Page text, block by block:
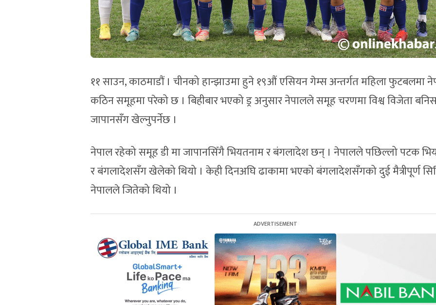
११ साउन, काठमाडौं । चीनको हान्झाउमा हुने १९औं एसियन गेम्स अन्तर्गत महिला फुटबलमा
कठिन समूहमा परेको छ । बिहीबार भएको ड्र अनुसार नेपालले समूह चरणमा विश्व विजेता
जापानसँग खेल्नुपर्नेछ ।
नेपाल रहेको समूह डी मा जापानसिँगै भियतनाम र बंगलादेश छन् । नेपालले पछिल्लो पटक
र बंगलादेशसँग खेलेको थियो । केही दिनअघि ढाकामा भएको बंगलादेशसँगको दुई मैत्रीपूर्ण
नेपालले जितेको थियो ।